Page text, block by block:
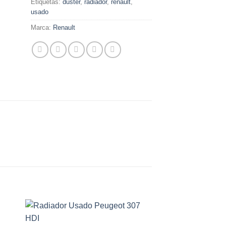
Etiquetas: duster, radiador, renault
usado
Marca: Renault